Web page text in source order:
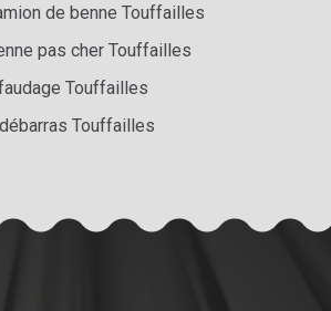
de benne Touffailles
pas cher Touffailles
Touffailles
Touffailles